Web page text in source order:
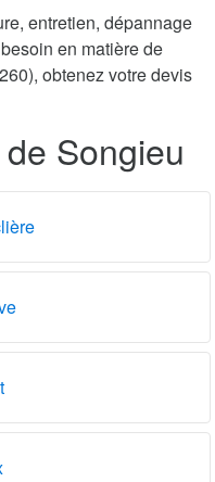
entretien, dépannage
en matière de
obtenez votre devis
Songieu